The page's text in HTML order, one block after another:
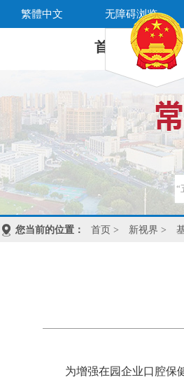
繁體中文 无障碍浏览
首 页
您当前的位置： 首页 > 新视界 >
为增强在园企业口腔保